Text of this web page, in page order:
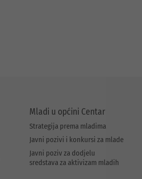
Mladi u općini Centar
Strategija prema mladima
Javni pozivi i konkursi za mlade
Javni poziv za dodjelu
sredstava za aktivizam mladih